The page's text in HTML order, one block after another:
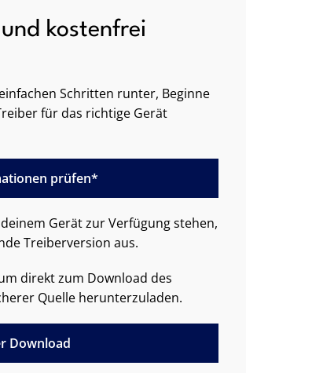
kostenfrei
Schritten runter, Beginne
für das richtige Gerät
prüfen*
Gerät zur Verfügung stehen,
Treiberversion aus.
direkt zum Download des
Quelle herunterzuladen.
Download